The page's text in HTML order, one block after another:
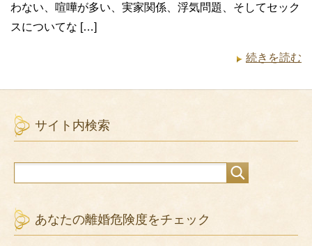
わない、喧嘩が多い、実家関係、浮気問題、そしてセック
スについてな […]
続きを読む
サイト内検索
あなたの離婚危険度をチェック